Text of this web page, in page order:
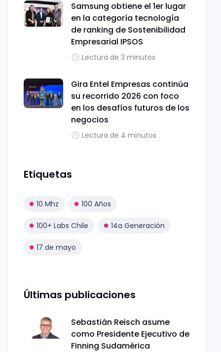
Samsung obtiene el 1er lugar
en la categoría tecnología
de ranking de Sostenibilidad
Empresarial IPSOS
Lectura de 3 minutos
Gira Entel Empresas continúa
su recorrido 2026 con foco
en los desafíos futuros de los
negocios
Lectura de 4 minutos
Etiquetas
10 Mhz 100 Años
100+ Labs Chile 14a Generación
17 de mayo
Últimas publicaciones
Sebastián Reisch asume
como Presidente Ejecutivo de
Finning Sudamérica